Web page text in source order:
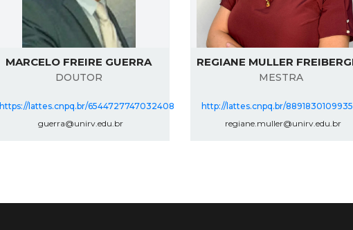
MARCELO FREIRE GUERRA
DOUTOR
https://lattes.cnpq.br/6544727747032408
guerra@unirv.edu.br
REGIANE MULLER
MESTRA
http://lattes.cnpq.br/
regiane.muller@unirv.edu.br